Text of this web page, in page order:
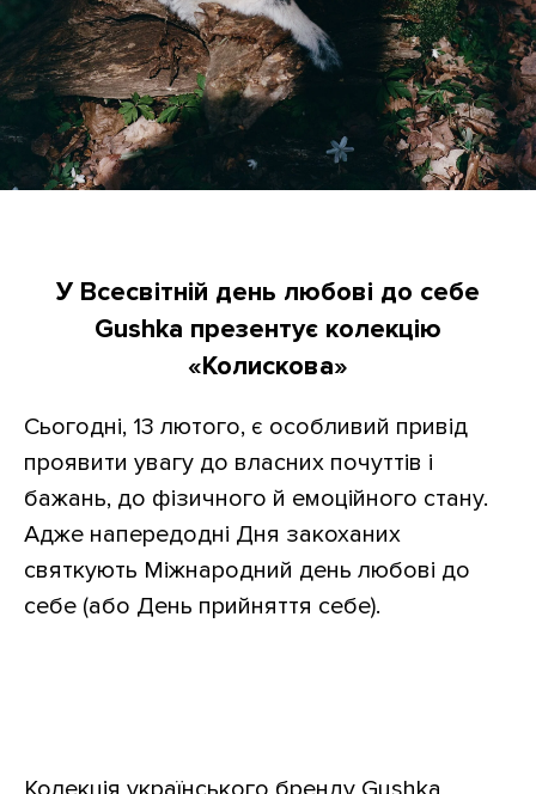
У Всесвітній день любові до себе
Gushka презентує колекцію
«Колискова»
Сьогодні, 13 лютого, є особливий привід
проявити увагу до власних почуттів і
бажань, до фізичного й емоційного стану.
Адже напередодні Дня закоханих
святкують Міжнародний день любові до
себе (або День прийняття себе).